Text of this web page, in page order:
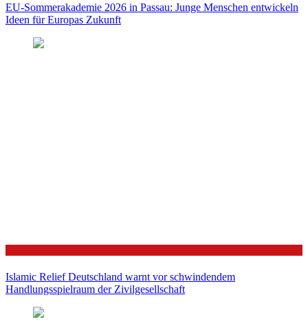
EU-Sommerakademie 2026 in Passau: Junge Menschen entwickeln
Ideen für Europas Zukunft
Islamic Relief Deutschland warnt vor schwindendem
Handlungsspielraum der Zivilgesellschaft